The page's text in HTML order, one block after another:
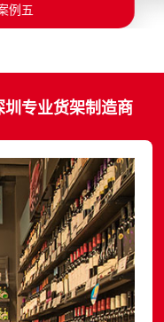
例五
专业货架制造商